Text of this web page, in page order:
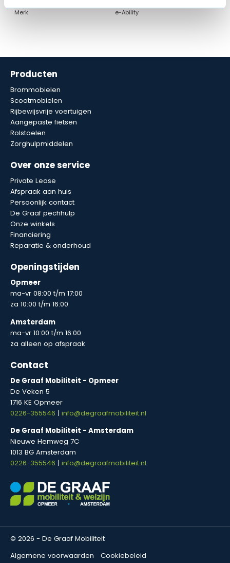
Merk e-Ability
Producten
Brommobielen
Scootmobielen
Rijbewijsvrije voertuigen
Aangepaste fietsen
Rolstoelen
Zorghulpmiddelen
Over onze service
Private Lease
Afspraak aan huis
Persoonlijk contact
De Graaf pechhulp
Onze winkels
Financiering
Reparatie & onderhoud
Openingstijden
Opmeer
ma-vr 08:00 t/m 17:00
za 10:00 t/m 16:00
Amsterdam
ma-vr 10:00 t/m 16:00
za alleen op afspraak
Contact
De Graaf Mobiliteit - Opmeer
De Veken 5
1716 KE Opmeer
0226-355546 | info@degraafmobiliteit.nl
De Graaf Mobiliteit - Amsterdam
Nieuwe Hemweg 7C
1013 BG Amsterdam
0226-355546 | info@degraafmobiliteit.nl
© 2026 - De Graaf Mobiliteit
Algemene voorwaarden
Cookiebeleid